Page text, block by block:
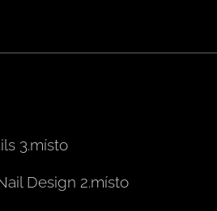
3.místo
Design 2.místo